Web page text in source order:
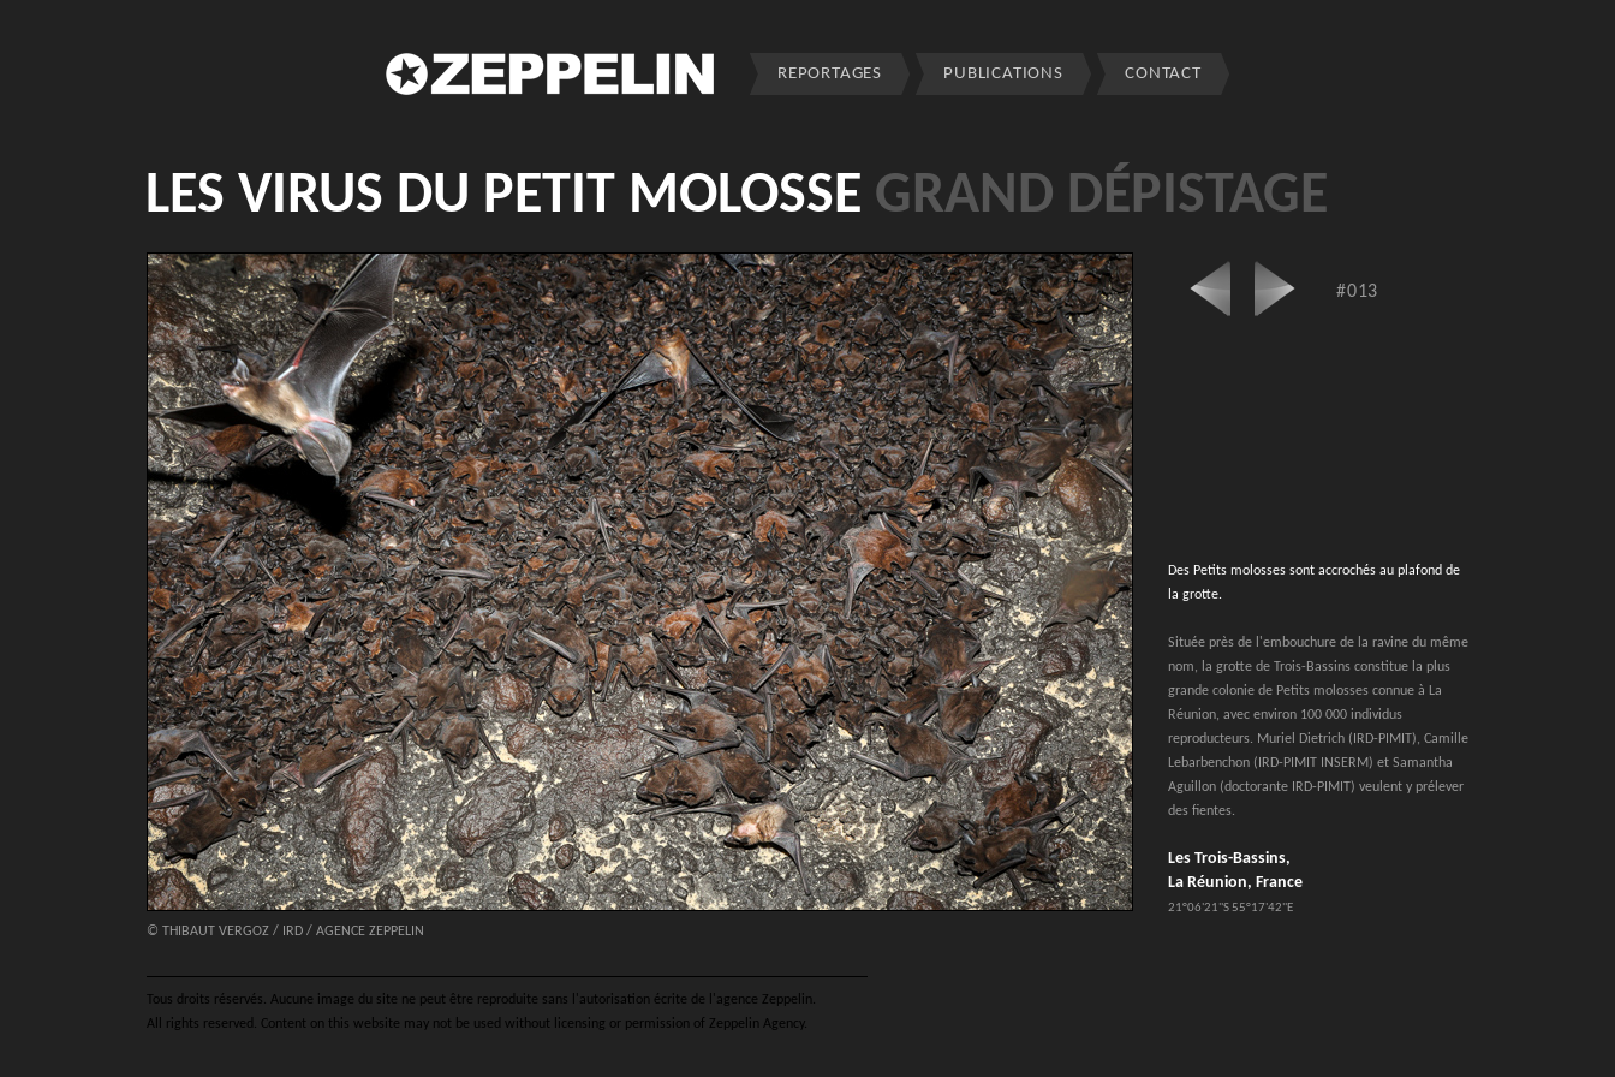
REPORTAGES PUBLICATIONS CONTACT
LES VIRUS DU PETIT MOLOSSE GRAND DÉPISTAGE
#013
Des Petits molosses sont accrochés au plafond de
la grotte.
Située près de l'embouchure de la ravine du même
nom, la grotte de Trois-Bassins constitue la plus
grande colonie de Petits molosses connue à La
Réunion, avec environ 100 000 individus
reproducteurs. Muriel Dietrich (IRD-PIMIT), Camille
Lebarbenchon (IRD-PIMIT INSERM) et Samantha
Aguillon (doctorante IRD-PIMIT) veulent y prélever
des fientes.
Les Trois-Bassins,
La Réunion, France
21°06'21''S 55°17'42''E
© THIBAUT VERGOZ / IRD / AGENCE ZEPPELIN
Tous droits réservés. Aucune image du site ne peut être reproduite sans l'autorisation écrite de l'agence Zeppelin.
All rights reserved. Content on this website may not be used without licensing or permission of Zeppelin Agency.